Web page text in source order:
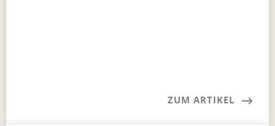
ZUM ARTIKEL